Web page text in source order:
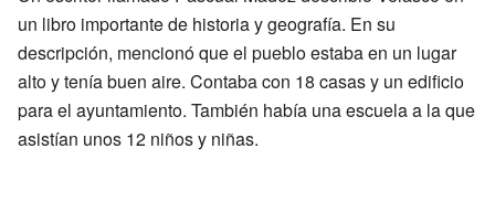
un libro importante de historia y geografía. En su
descripción, mencionó que el pueblo estaba en un lugar
alto y tenía buen aire. Contaba con 18 casas y un edificio
para el ayuntamiento. También había una escuela a la que
asistían unos 12 niños y niñas.